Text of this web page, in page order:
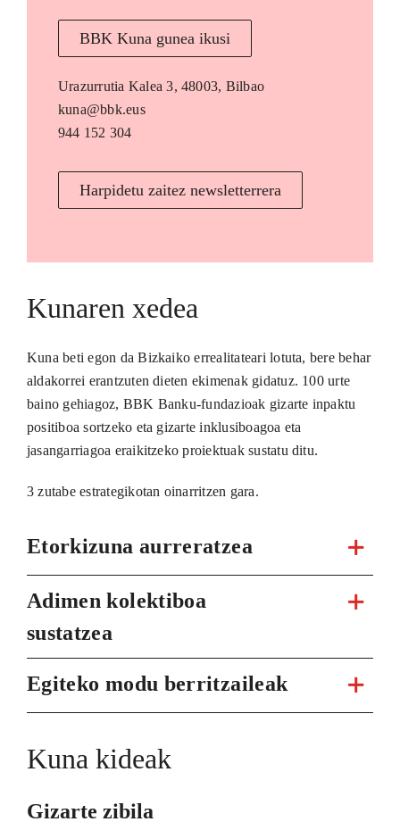
BBK Kuna gunea ikusi
Urazurrutia Kalea 3, 48003, Bilbao
kuna@bbk.eus
944 152 304
Harpidetu zaitez newsletterrera
Kunaren xedea
Kuna beti egon da Bizkaiko errealitateari lotuta, bere behar
aldakorrei erantzuten dieten ekimenak gidatuz. 100 urte
baino gehiagoz, BBK Banku-fundazioak gizarte inpaktu
positiboa sortzeko eta gizarte inklusiboagoa eta
jasangarriagoa eraikitzeko proiektuak sustatu ditu.
3 zutabe estrategikotan oinarritzen gara.
Etorkizuna aurreratzea
Adimen kolektiboa
sustatzea
Egiteko modu berritzaileak
Kuna kideak
Gizarte zibila